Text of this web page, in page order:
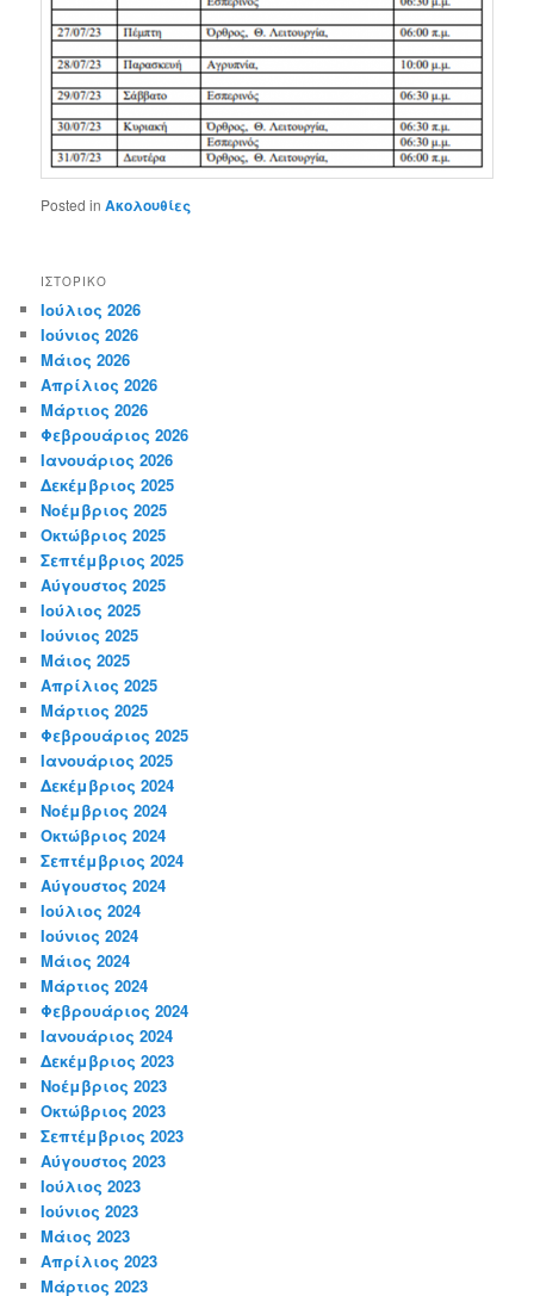
Posted in Ακολουθίες
ΙΣΤΟΡΙΚΌ
Ιούλιος 2026
Ιούνιος 2026
Μάιος 2026
Απρίλιος 2026
Μάρτιος 2026
Φεβρουάριος 2026
Ιανουάριος 2026
Δεκέμβριος 2025
Νοέμβριος 2025
Οκτώβριος 2025
Σεπτέμβριος 2025
Αύγουστος 2025
Ιούλιος 2025
Ιούνιος 2025
Μάιος 2025
Απρίλιος 2025
Μάρτιος 2025
Φεβρουάριος 2025
Ιανουάριος 2025
Δεκέμβριος 2024
Νοέμβριος 2024
Οκτώβριος 2024
Σεπτέμβριος 2024
Αύγουστος 2024
Ιούλιος 2024
Ιούνιος 2024
Μάιος 2024
Μάρτιος 2024
Φεβρουάριος 2024
Ιανουάριος 2024
Δεκέμβριος 2023
Νοέμβριος 2023
Οκτώβριος 2023
Σεπτέμβριος 2023
Αύγουστος 2023
Ιούλιος 2023
Ιούνιος 2023
Μάιος 2023
Απρίλιος 2023
Μάρτιος 2023